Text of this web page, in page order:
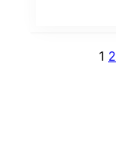
1 2